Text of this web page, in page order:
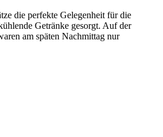
die perfekte Gelegenheit für die
Getränke gesorgt. Auf der
am späten Nachmittag nur